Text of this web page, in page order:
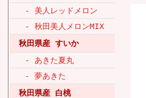
- 美人レッドメロン
- 秋田美人メロンMIX
秋田県産 すいか
- あきた夏丸
- 夢あきた
秋田県産 白桃